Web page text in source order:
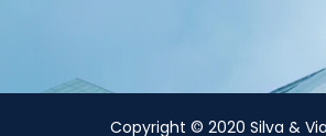
Copyright © 2020 Silva &